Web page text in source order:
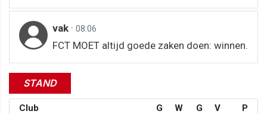
vak · 08:06
FCT MOET altijd goede zaken doen: winnen.
STAND
Club G W G V
P